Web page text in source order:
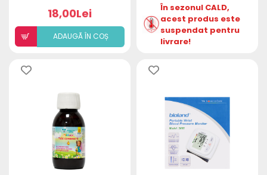
18,00Lei
ADAUGÃ ÎN COȘ
În sezonul CALD,
acest produs este
suspendat pentru
livrare!